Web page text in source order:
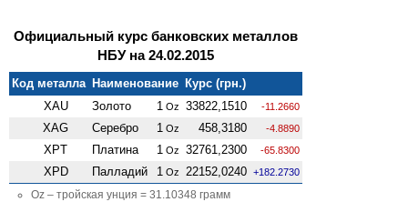
Официальный курс банковских металлов
НБУ на 24.02.2015
Код металла Наименование Курс (грн.)
XAU
Золото 1 Oz 33822,1510 -11.2660
XAG Серебро 1 Oz 458,3180 -4.8890
XPT Платина 1 Oz 32761,2300 -65.8300
XPD Палладий 1 Oz 22152,0240 +182.2730
Oz – тройская унция = 31.10348 грамм